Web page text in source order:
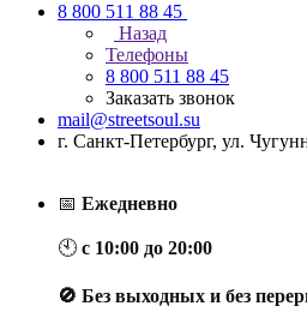
8 800 511 88 45
Назад
Телефоны
8 800 511 88 45
Заказать звонок
mail@streetsoul.su
г. Санкт-Петербург, ул.
📅 Ежедневно
🕙 с 10:00 до 20:00
🚫 Без выходных и без